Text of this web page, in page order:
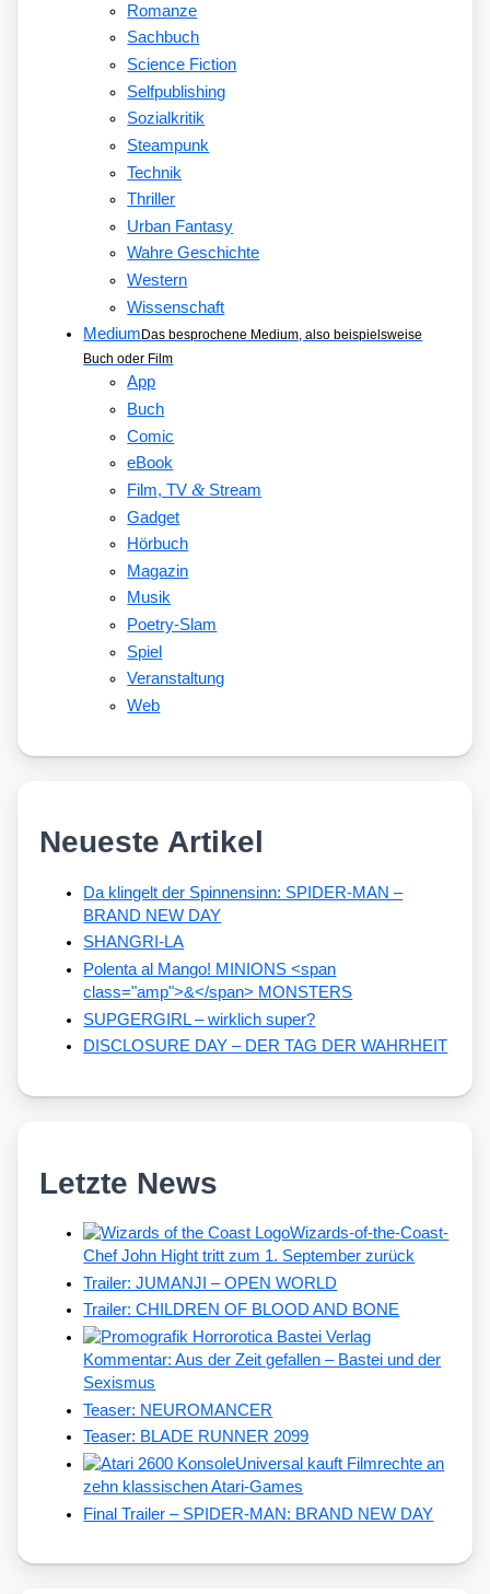
Romanze
Sachbuch
Science Fiction
Selfpublishing
Sozialkritik
Steampunk
Technik
Thriller
Urban Fantasy
Wahre Geschichte
Western
Wissenschaft
Medium Das besprochene Medium, also beispielsweise
Buch oder Film
App
Buch
Comic
eBook
Film, TV&Stream
Gadget
Hörbuch
Magazin
Musik
Poetry-Slam
Spiel
Veranstaltung
Web
Neueste Artikel
Da klingelt der Spinnensinn: SPIDER-MAN –
BRAND NEW DAY
SHANGRI-LA
Polenta al Mango! MINIONS <span
class="amp">&</span> MONSTERS
SUPGERGIRL – wirklich super?
DISCLOSURE DAY – DER TAG DER WAHRHEIT
Letzte News
Wizards-of-the-Coast-
Chef John Hight tritt zum 1. September zurück
Trailer: JUMANJI – OPEN WORLD
Trailer: CHILDREN OF BLOOD AND BONE
Kommentar: Aus der Zeit gefallen – Bastei und der
Sexismus
Teaser: NEUROMANCER
Teaser: BLADE RUNNER 2099
Universal kauft Filmrechte an
zehn klassischen Atari-Games
Final Trailer – SPIDER-MAN: BRAND NEW DAY